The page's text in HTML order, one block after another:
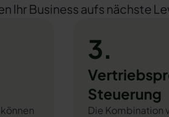
Ihr Business aufs nächste
3.
Steuerung
Die Kombination